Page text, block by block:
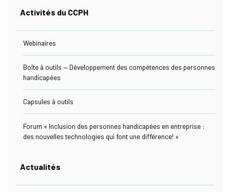
Ressources
(actuellement Sélectionnée)
Nous Joindre
Activités du CCPH
Webinaires
Boîte à outils — Développement des compétences des personnes
handicapées
Capsules à outils
Forum « Inclusion des personnes handicapées en entreprise :
des nouvelles technologies qui font une différence! »
Actualités